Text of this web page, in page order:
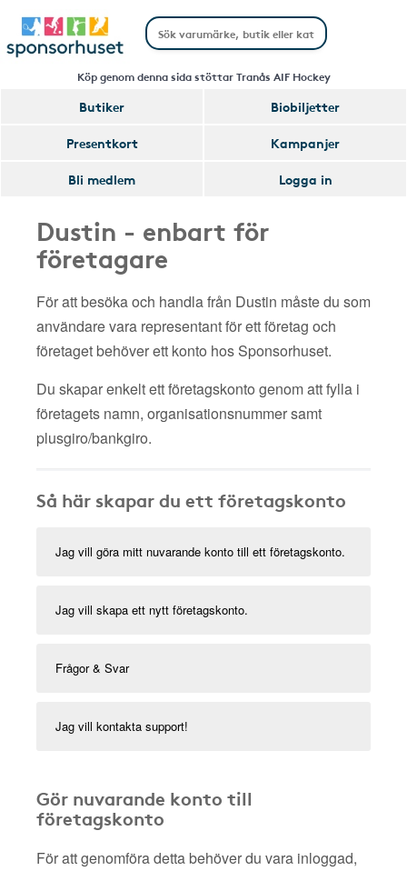
Köp genom denna sida stöttar Tranås AIF Hockey
Butiker
Biobiljetter
Presentkort
Kampanjer
Bli medlem
Logga in
Dustin - enbart för
företagare
För att besöka och handla från Dustin måste du som
användare vara representant för ett företag och
företaget behöver ett konto hos Sponsorhuset.
Du skapar enkelt ett företagskonto genom att fylla i
företagets namn, organisationsnummer samt
plusgiro/bankgiro.
Så här skapar du ett företagskonto
Jag vill göra mitt nuvarande konto till ett företagskonto.
Jag vill skapa ett nytt företagskonto.
Frågor & Svar
Jag vill kontakta support!
Gör nuvarande konto till
företagskonto
För att genomföra detta behöver du vara inloggad,